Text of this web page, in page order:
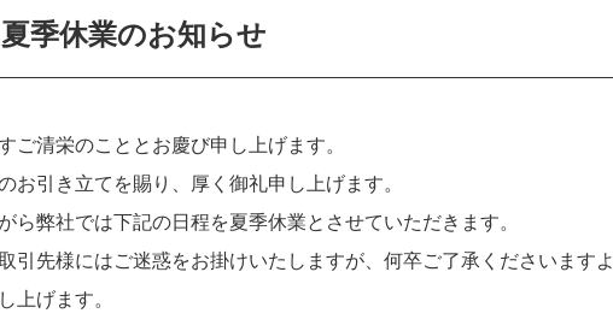
季休業のお知らせ
ご清栄のこととお慶び申し上げます。
お引き立てを賜り、厚く御礼申し上げます。
ら弊社では下記の日程を夏季休業とさせていただきます。
引先様にはご迷惑をお掛けいたしますが、何卒ご了承くださいますよ
上げます。